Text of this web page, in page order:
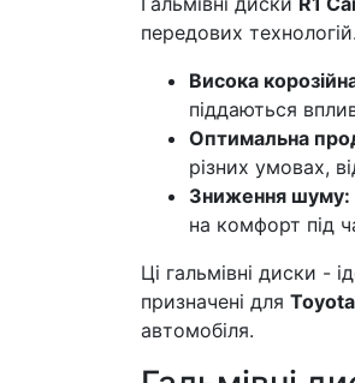
передових
Висока
піддаються
Оптимальна
різних умовах,
Зниження шуму:
на комфорт під
Ці гальмівні диски -
призначені для
автомобіля.